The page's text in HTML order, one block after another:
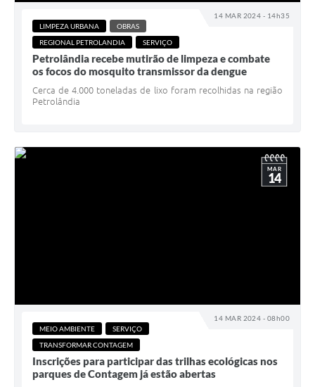
14 MAR 2024 - 14h35
LIMPEZA URBANA
OBRAS
REGIONAL PETROLANDIA
SERVIÇO
Petrolândia recebe mutirão de limpeza e combate
os focos do mosquito transmissor da dengue
Cerca de 4.000 toneladas de lixo foram recolhidas na região
Petrolândia
14 MAR 2024 - 08h00
MAR
14
MEIO AMBIENTE
SERVIÇO
TRANSFORMAR CONTAGEM
Inscrições para participar das trilhas ecológicas nos
parques de Contagem já estão abertas